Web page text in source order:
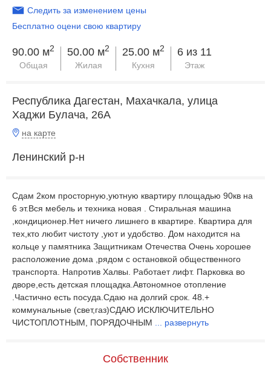
Следить за изменением цены
Бесплатно оцени свою квартиру
90.00 м2
Общая
50.00 м2
Жилая
25.00 м2
Кухня
6 из 11
Этаж
Республика Дагестан, Махачкала, улица
Хаджи Булача, 26А
на карте
Ленинский р-н
Сдам 2ком просторную,уютную квартиру площадью 90кв на
6 эт.Вся мебель и техника новая . Стиральная машина
,кондиционер.Нет ничего лишнего в квартире. Квартира для
тех,кто любит чистоту ,уют и удобство. Дом находится на
кольце у памятника Защитникам Отечества Очень хорошее
расположение дома ,рядом с остановкой общественного
транспорта. Напротив Халвы. Работает лифт. Парковка во
дворе,есть детская площадка.Автономное отопление
.Частично есть посуда.Сдаю на долгий срок. 48.+
коммунальные (свет,газ)СДАЮ ИСКЛЮЧИТЕЛЬНО
ЧИСТОПЛОТНЫМ, ПОРЯДОЧНЫМ
развернуть
Собственник